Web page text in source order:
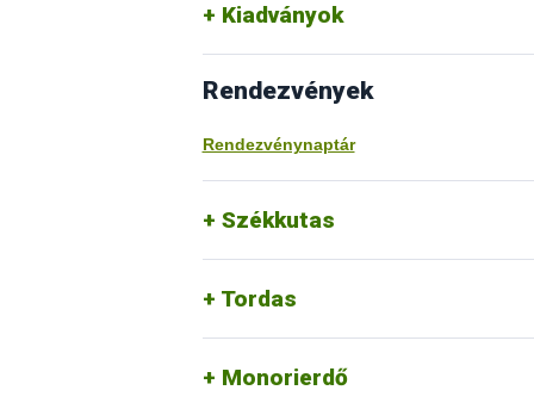
Kiadványok
Rendezvények
Rendezvénynaptár
Székkutas
Tordas
Monorierdő